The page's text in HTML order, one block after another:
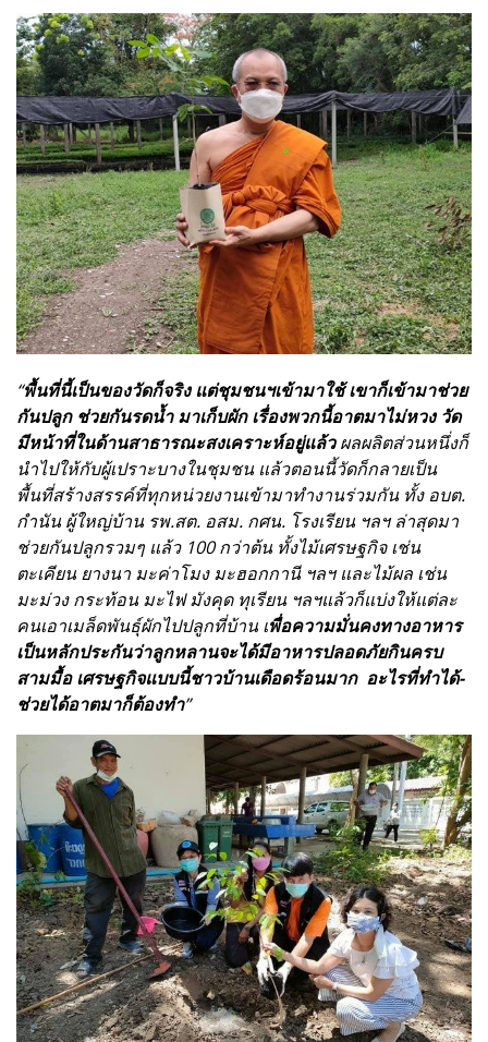
“พื้นที่นี้เป็นของวัดก็จริง แต่ชุมชนฯเข้ามาใช้ เขาก็เข้ามาช่วย
กันปลูก ช่วยกันรดน้ำ มาเก็บผัก เรื่องพวกนี้อาตมาไม่หวง วัด
มีหน้าที่ในด้านสาธารณะสงเคราะห์อยู่แล้วผลผลิตส่วนหนึ่งก็
นำไปให้กับผู้เปราะบางในชุมชน แล้วตอนนี้วัดก็กลายเป็น
พื้นที่สร้างสรรค์ที่ทุกหน่วยงานเข้ามาทำงานร่วมกัน ทั้ง อบต.
กำนัน ผู้ใหญ่บ้าน รพ.สต. อสม. กศน. โรงเรียน ฯลฯ ล่าสุดมา
ช่วยกันปลูกรวมๆ แล้ว 100 กว่าต้น ทั้งไม้เศรษฐกิจ เช่น
ตะเคียน ยางนา มะค่าโมง มะฮอกกานี ฯลฯ และไม้ผล เช่น
มะม่วง กระท้อน มะไฟ มังคุด ทุเรียน ฯลฯแล้วก็แบ่งให้แต่ละ
คนเอาเมล็ดพันธุ์ผักไปปลูกที่บ้าน เพื่อความมั่นคงทางอาหาร
เป็นหลักประกันว่าลูกหลานจะได้มีอาหารปลอดภัยกินครบ
สามมื้อ เศรษฐกิจแบบนี้ชาวบ้านเดือดร้อนมาก อะไรที่ทำได้-
ช่วยได้อาตมาก็ต้องทำ”